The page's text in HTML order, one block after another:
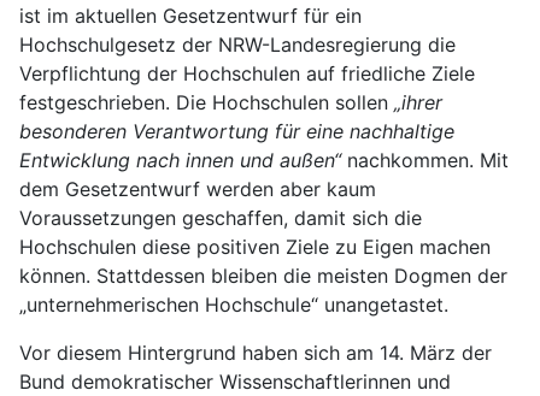
ist im aktuellen Gesetzentwurf für ein
Hochschulgesetz der NRW-Landesregierung die
Verpflichtung der Hochschulen auf friedliche Ziele
festgeschrieben. Die Hochschulen sollen „ihrer
besonderen Verantwortung für eine nachhaltige
Entwicklung nach innen und außen“nachkommen. Mit
dem Gesetzentwurf werden aber kaum
Voraussetzungen geschaffen, damit sich die
Hochschulen diese positiven Ziele zu Eigen machen
können. Stattdessen bleiben die meisten Dogmen der
„unternehmerischen Hochschule“ unangetastet.
Vor diesem Hintergrund haben sich am 14. März der
Bund demokratischer Wissenschaftlerinnen und